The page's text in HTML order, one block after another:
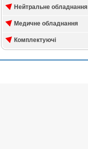
Нейтральне обладнання
Медичне обладнання
Комплектуючі